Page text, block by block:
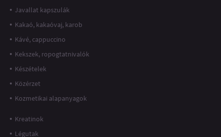
Javallat kapszulák
Kakaó, kakaóvaj, karob
Kávé, cappuccino
Kekszek, ropogtatnivalók
Készételek
Közérzet
Kozmetikai alapanyagok
Kreatinok
Légutak